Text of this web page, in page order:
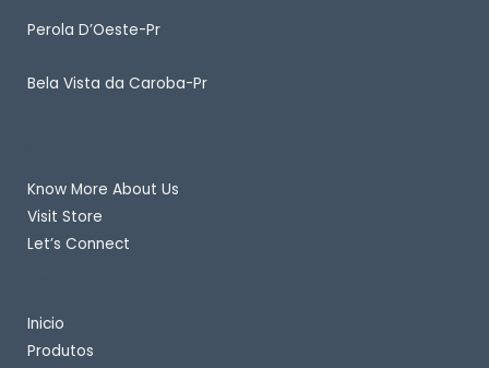
Perola D’Oeste-Pr
Bela Vista da Caroba-Pr
Know More About Us
Visit Store
Let’s Connect
Inicio
Produtos